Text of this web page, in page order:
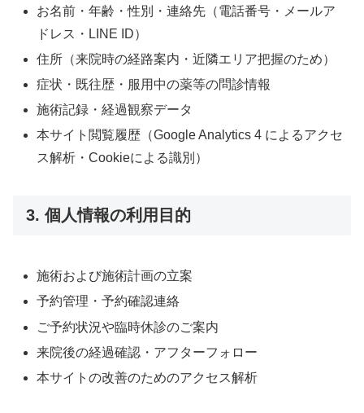
お名前・年齢・性別・連絡先（電話番号・メールア
ドレス・LINE ID）
住所（来院時の経路案内・近隣エリア把握のため）
症状・既往歴・服用中の薬等の問診情報
施術記録・経過観察データ
本サイト閲覧履歴（Google Analytics 4 によるアクセ
ス解析・Cookieによる識別）
3. 個人情報の利用目的
施術および施術計画の立案
予約管理・予約確認連絡
ご予約状況や臨時休診のご案内
来院後の経過確認・アフターフォロー
本サイトの改善のためのアクセス解析